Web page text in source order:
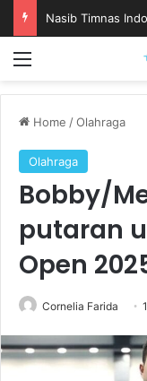
Home /Olahraga
Olahraga
Bobby/
putaran
Open
Cornelia Farida